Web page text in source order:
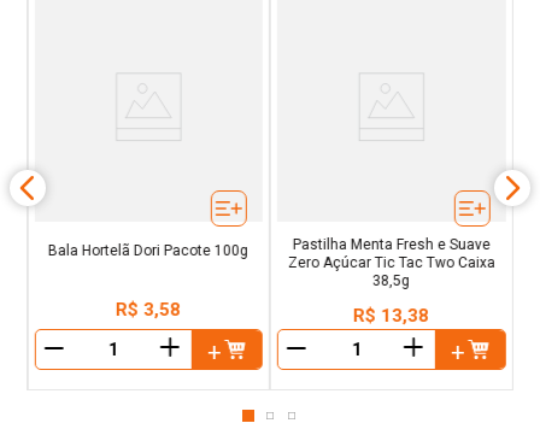
Bala Hortelã Dori Pacote 100g
R$ 3,58
＋
Pastilha Menta Fresh e Suave
Zero Açúcar Tic Tac Two Caixa
38,5g
R$ 13,38
＋